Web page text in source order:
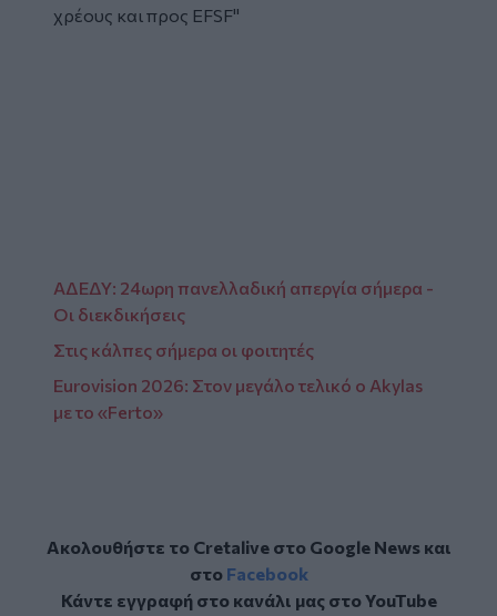
χρέους και προς EFSF"
ΑΔΕΔΥ: 24ωρη πανελλαδική απεργία σήμερα -
Οι διεκδικήσεις
Στις κάλπες σήμερα οι φοιτητές
Eurovision 2026: Στον μεγάλο τελικό ο Akylas
με το «Ferto»
Ακολουθήστε το Cretalive στο Google Newsκαι
στο Facebook
Κάντε εγγραφή στο κανάλι μας στοYouTube